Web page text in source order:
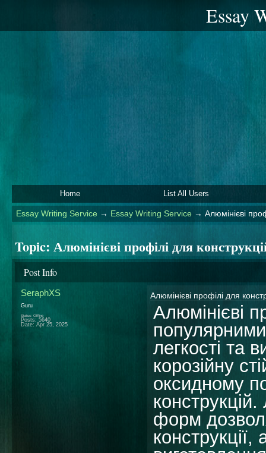
Essay
Home List All Users
Essay Writing Service → Essay Writing Service → Алюмінієві
Topic: Алюмінієві профілі для
Post Info
SeraphXS
Guru
Status: Offline
Posts: 5640
Date: Apr 25, 2025
Алюмінієві профілі для
Алюмінієві
легкості та
корозійну
оксидному
форм